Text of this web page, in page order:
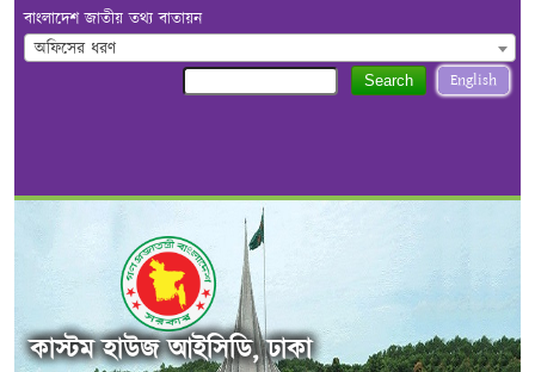
বাংলাদেশ জাতীয় তথ্য বাতায়ন
অফিসের ধরণ
English
Search
কাস্টম হাউজ আইসিডি, ঢাকা